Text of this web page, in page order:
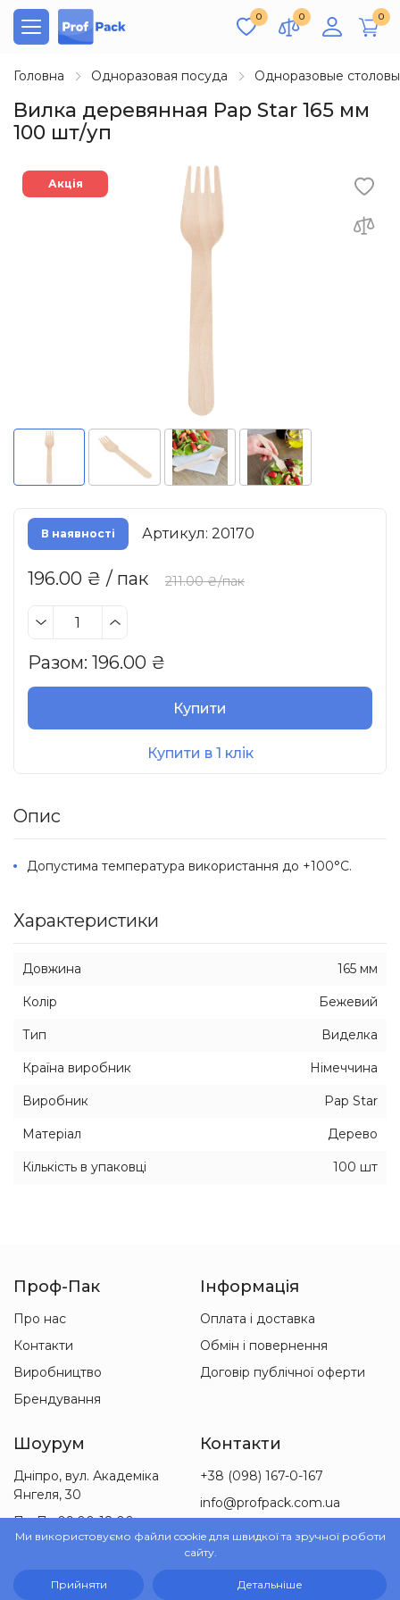
0 0 0
Головна Одноразовая посуда Одноразовые
Вилка деревянная Pap Star 165 мм
100 шт/уп
Акція
В наявності Артикул: 20170
196.00 ₴ / пак 211.00 ₴/пак
Разом: 196.00 ₴
Купити
Купити в 1 клік
Опис
Допустима температура використання до +100°C.
Характеристики
Довжина 165 мм
Колір Бежевий
Тип Виделка
Країна виробник Німеччина
Виробник Pap Star
Матеріал Дерево
Кількість в упаковці 100 шт
Проф-Пак
Про нас
Контакти
Виробництво
Брендування
Інформація
Оплата і доставка
Обмін і повернення
Договір публічної оферти
Шоурум
Дніпро, вул. Академіка
Янгеля, 30
Пн-Пт 09:00-18:00
Сб 09:00-15:00
Контакти
+38 (098) 167-0-167
info@profpack.com.ua
© 2010-2026 ТОВ «Проф-Пак»
Ми використовуємо файли cookie для швидкої та зручної роботи
сайту.
Прийняти Детальніше